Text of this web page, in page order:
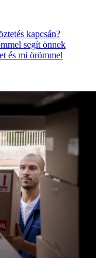
kapcsán?
segít önnek
és mi örömmel